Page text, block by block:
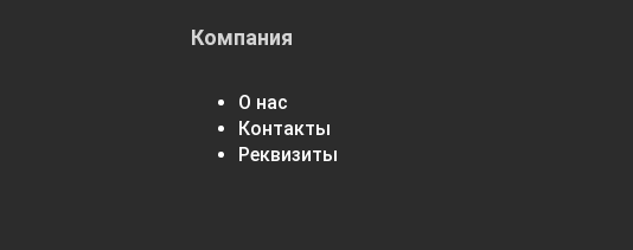
Компания
О нас
Контакты
Реквизиты